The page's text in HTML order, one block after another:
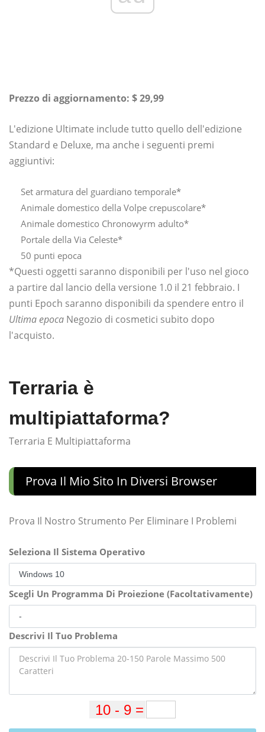
Prezzo di aggiornamento: $ 29,99
L'edizione Ultimate include tutto quello dell'edizione
Standard e Deluxe, ma anche i seguenti premi
aggiuntivi:
Set armatura del guardiano temporale*
Animale domestico della Volpe crepuscolare*
Animale domestico Chronowyrm adulto*
Portale della Via Celeste*
50 punti epoca
*Questi oggetti saranno disponibili per l'uso nel gioco
a partire dal lancio della versione 1.0 il 21 febbraio. I
punti Epoch saranno disponibili da spendere entro il
Ultima epoca Negozio di cosmetici subito dopo
l'acquisto.
Terraria è
multipiattaforma?
Terraria E Multipiattaforma
Prova Il Mio Sito In Diversi Browser
Prova Il Nostro Strumento Per Eliminare I Problemi
Seleziona Il Sistema Operativo
Scegli Un Programma Di Proiezione (Facoltativamente)
Descrivi Il Tuo Problema